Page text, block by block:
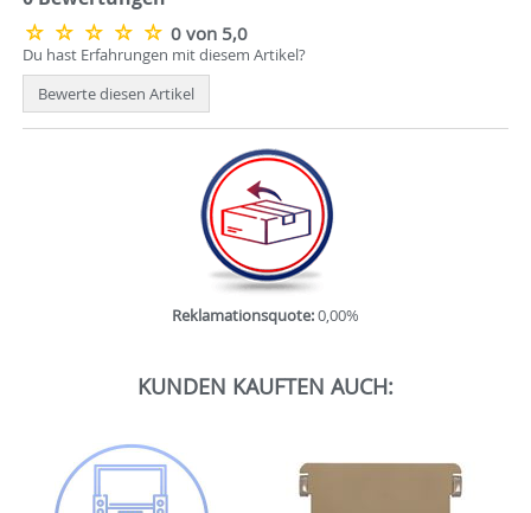
0 von 5,0
Du hast Erfahrungen mit diesem Artikel?
Bewerte diesen Artikel
Reklamationsquote:0,00%
KUNDEN KAUFTEN AUCH: